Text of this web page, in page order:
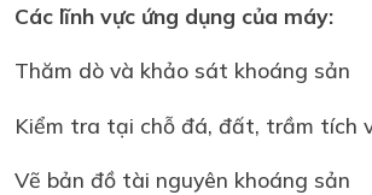
Các lĩnh vực ứng dụng của máy:
Thăm dò và khảo sát khoáng sản
Kiểm tra tại chỗ đá, đất, trầm tích
Vẽ bản đồ tài nguyên khoáng sản